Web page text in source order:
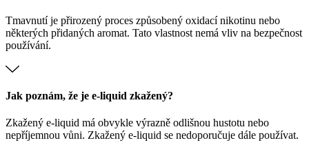
Tmavnutí je přirozený proces způsobený oxidací nikotinu nebo
některých přidaných aromat. Tato vlastnost nemá vliv na bezpečnost
používání.
Jak poznám, že je e-liquid zkažený?
Zkažený e-liquid má obvykle výrazně odlišnou hustotu nebo
nepříjemnou vůni. Zkažený e-liquid se nedoporučuje dále používat.